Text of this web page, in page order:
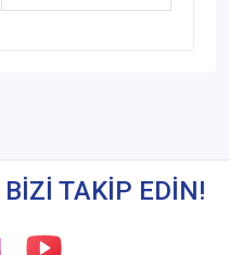
BİZİ TAKİP EDİN!